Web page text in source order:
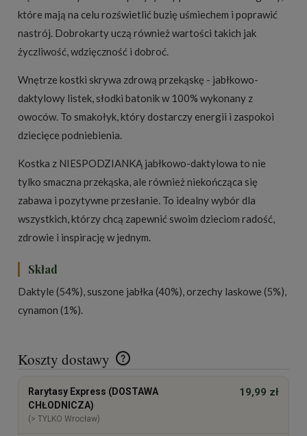
które mają na celu rozświetlić buzię uśmiechem i poprawić
nastrój. Dobrokarty uczą również wartości takich jak
życzliwość, wdzięczność i dobroć.
Wnętrze kostki skrywa zdrową przekąskę - jabłkowo-
daktylowy listek, słodki batonik w 100% wykonany z
owoców. To smakołyk, który dostarczy energii i zaspokoi
dziecięce podniebienia.
Kostka z NIESPODZIANKĄ jabłkowo-daktylowa to nie
tylko smaczna przekąska, ale również niekończąca się
zabawa i pozytywne przesłanie. To idealny wybór dla
wszystkich, którzy chcą zapewnić swoim dzieciom radość,
zdrowie i inspirację w jednym.
Skład
Daktyle (54%), suszone jabłka (40%), orzechy laskowe (5%),
cynamon (1%).
Koszty dostawy
Cena nie zawiera ewentualnych kosztów płatności
Rarytasy Express (DOSTAWA
CHŁODNICZA)
(> TYLKO Wrocław)
19,99 zł